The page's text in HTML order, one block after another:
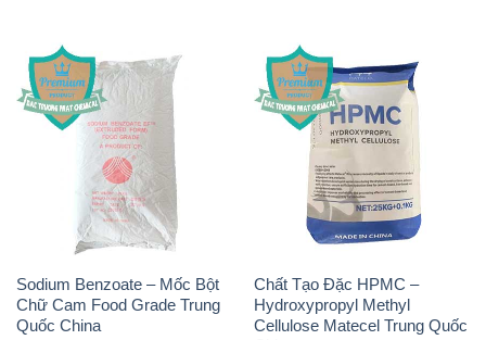
Sodium Benzoate – Mốc Bột
Chữ Cam Food Grade Trung
Quốc China
Chất Tạo Đặc HPMC –
Hydroxypropyl Methyl
Cellulose Matecel Trung Quốc